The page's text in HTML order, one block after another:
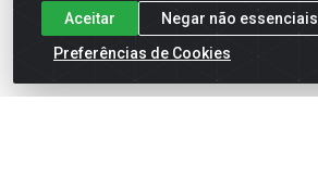
Aceitar
Negar não essenciais
Preferências de Cookies